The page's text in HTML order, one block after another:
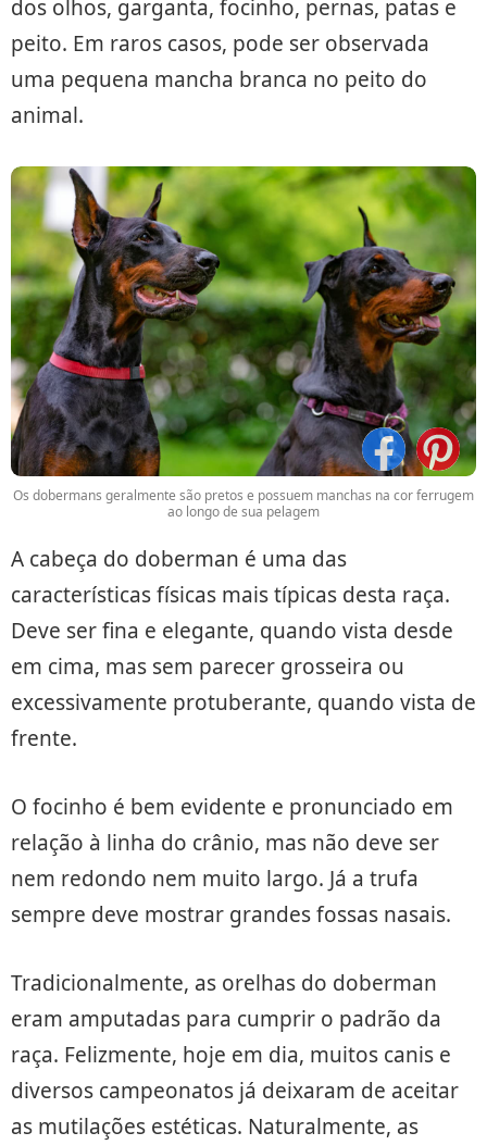
dos olhos, garganta, focinho, pernas, patas e
peito. Em raros casos, pode ser observada
uma pequena mancha branca no peito do
animal.
Os dobermans geralmente são pretos e possuem manchas na cor ferrugem
ao longo de sua pelagem
A cabeça do doberman é uma das
características físicas mais típicas desta raça.
Deve ser fina e elegante, quando vista desde
em cima, mas sem parecer grosseira ou
excessivamente protuberante, quando vista de
frente.
O focinho é bem evidente e pronunciado em
relação à linha do crânio, mas não deve ser
nem redondo nem muito largo. Já a trufa
sempre deve mostrar grandes fossas nasais.
Tradicionalmente, as orelhas do doberman
eram amputadas para cumprir o padrão da
raça. Felizmente, hoje em dia, muitos canis e
diversos campeonatos já deixaram de aceitar
as mutilações estéticas. Naturalmente, as